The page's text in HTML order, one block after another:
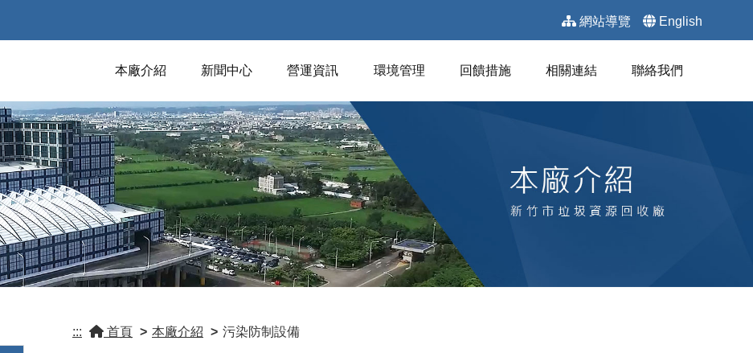
網站導覽 English
本廠介紹 新聞中心 營運資訊 環境管理 回饋措施 相關連結 聯絡我們
::: 首頁 > 本廠介紹 > 污染防制設備